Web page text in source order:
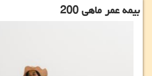
بیمه عمر ماهی 200